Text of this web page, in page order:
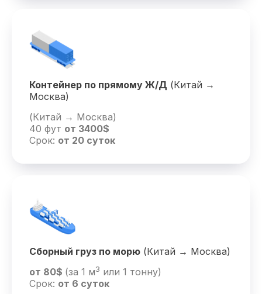
Контейнер по прямому Ж/Д (Китай →
Москва)
(Китай → Москва)
40 фут от 3400$
Срок: от 20 суток
Сборный груз по морю (Китай → Москва)
от 80$ (за 1 м3 или 1 тонну)
Срок: от 6 суток